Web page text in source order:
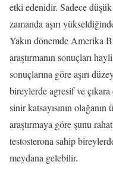
etki edenidir. Sadece
zamanda aşırı
Yakın dönemde Amerika
araştırmanın sonuçları
sonuçlarına göre aşırı
bireylerde agresif ve
sinir katsayısının
araştırmaya göre şunu
testosterona sahip
meydana gelebilir.